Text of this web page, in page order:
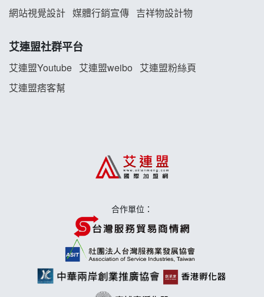
TEA TOP加盟說明會
珍好味臭臭鍋加盟說明會
藍象廷泰式火鍋加盟說明會
日十。早午食加盟說明會
莫尼早餐Morni加盟說明會
網站視覺設計 媒體行銷宣傳 吉祥物設計物
艾連盟社群平台
艾連盟Youtube 艾連盟weibo
艾連盟粉絲頁
艾連盟痞客幫
合作單位：